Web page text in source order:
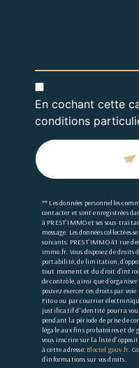
En cochant cette
conditions
** Les données personnelles
contacter et sont enregistrées
à PREST'IMMO et ses sous-
message. Les données
suivants: PREST'IMMO 41 rue
immo.fr. Vous disposez de droits
portabilité, de limitation,
tout moment et du droit
de contrôle, ainsi que
pouvez exercer ces droits par
Fitou ou par courrier
justificatif d'identité pourra vous
pendant la période de prise de
légale aux fins probatoires et de
vous inscrire sur la liste
à cette adresse: Bloctel.gouv.fr.
d’informations sur vos droits.